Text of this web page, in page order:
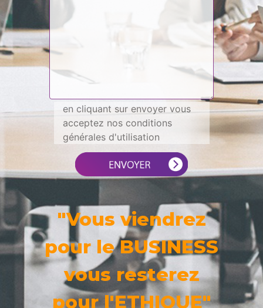
en cliquant sur envoyer vous
acceptez nos conditions
générales d'utilisation
"Vous viendrez
pour le BUSINESS
vous resterez
pour l'ETHIQUE"